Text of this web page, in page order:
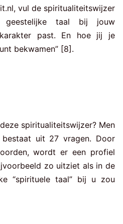
vul de spiritualiteitswijzer
taal bij jouw
past. En hoe jij je
bekwamen” [8].
spiritualiteitswijzer? Men
uit 27 vragen. Door
wordt er een profiel
zo uitziet als in de
“spirituele taal” bij u zou